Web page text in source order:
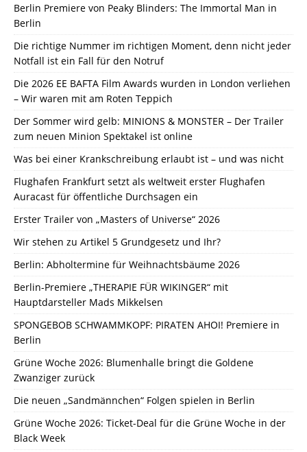
Berlin Premiere von Peaky Blinders: The Immortal Man in
Berlin
Die richtige Nummer im richtigen Moment, denn nicht jeder
Notfall ist ein Fall für den Notruf
Die 2026 EE BAFTA Film Awards wurden in London verliehen
– Wir waren mit am Roten Teppich
Der Sommer wird gelb: MINIONS & MONSTER – Der Trailer
zum neuen Minion Spektakel ist online
Was bei einer Krankschreibung erlaubt ist – und was nicht
Flughafen Frankfurt setzt als weltweit erster Flughafen
Auracast für öffentliche Durchsagen ein
Erster Trailer von „Masters of Universe“ 2026
Wir stehen zu Artikel 5 Grundgesetz und Ihr?
Berlin: Abholtermine für Weihnachtsbäume 2026
Berlin-Premiere „THERAPIE FÜR WIKINGER“ mit
Hauptdarsteller Mads Mikkelsen
SPONGEBOB SCHWAMMKOPF: PIRATEN AHOI! Premiere in
Berlin
Grüne Woche 2026: Blumenhalle bringt die Goldene
Zwanziger zurück
Die neuen „Sandmännchen“ Folgen spielen in Berlin
Grüne Woche 2026: Ticket-Deal für die Grüne Woche in der
Black Week